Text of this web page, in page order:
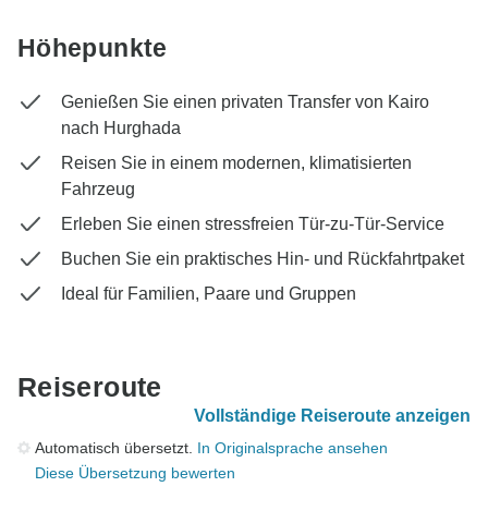
Höhepunkte
Genießen Sie einen privaten Transfer von Kairo
nach Hurghada
Reisen Sie in einem modernen, klimatisierten
Fahrzeug
Erleben Sie einen stressfreien Tür-zu-Tür-Service
Buchen Sie ein praktisches Hin- und Rückfahrtpaket
Ideal für Familien, Paare und Gruppen
Reiseroute
Vollständige Reiseroute anzeigen
Automatisch übersetzt. In Originalsprache ansehen
Diese Übersetzung bewerten